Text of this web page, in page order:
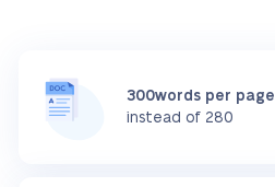
300words per page
instead of 280